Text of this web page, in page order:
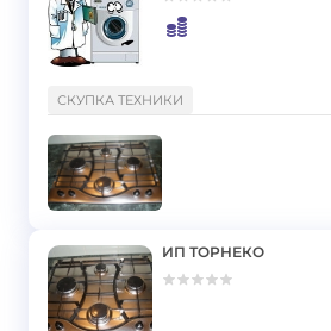
СКУПКА ТЕХНИКИ
ИП ТОРНЕКО